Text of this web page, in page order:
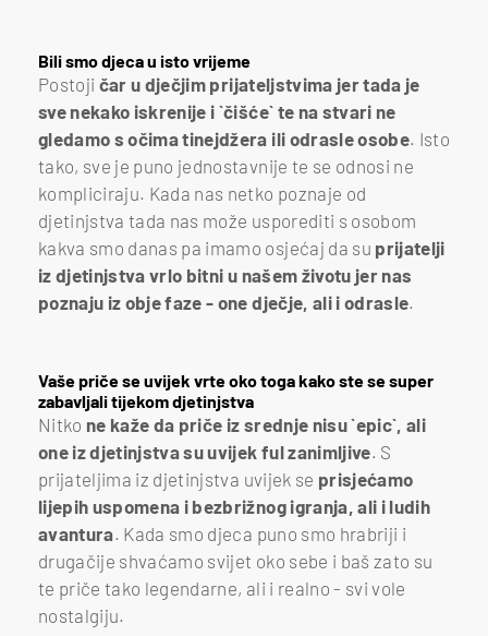
Bili smo djeca u isto vrijeme
Postoji čar u dječjim prijateljstvima jer tada je
sve nekako iskrenije i `čišće` te na stvari ne
gledamo s očima tinejdžera ili odrasle osobe. Isto
tako, sve je puno jednostavnije te se odnosi ne
kompliciraju. Kada nas netko poznaje od
djetinjstva tada nas može usporediti s osobom
kakva smo danas pa imamo osjećaj da su prijatelji
iz djetinjstva vrlo bitni u našem životu jer nas
poznaju iz obje faze - one dječje, ali i odrasle.
Vaše priče se uvijek vrte oko toga kako ste se super
zabavljali tijekom djetinjstva
Nitko ne kaže da priče iz srednje nisu `epic`, ali
one iz djetinjstva su uvijek ful zanimljive. S
prijateljima iz djetinjstva uvijek se prisjećamo
lijepih uspomena i bezbrižnog igranja, ali i ludih
avantura. Kada smo djeca puno smo hrabriji i
drugačije shvaćamo svijet oko sebe i baš zato su
te priče tako legendarne, ali i realno - svi vole
nostalgiju.